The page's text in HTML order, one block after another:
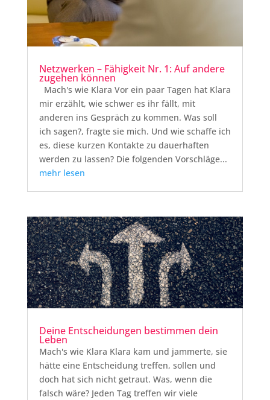
Netzwerken – Fähigkeit Nr. 1: Auf andere
zugehen können
Mach's wie Klara Vor ein paar Tagen hat Klara
mir erzählt, wie schwer es ihr fällt, mit
anderen ins Gespräch zu kommen. Was soll
ich sagen?, fragte sie mich. Und wie schaffe ich
es, diese kurzen Kontakte zu dauerhaften
werden zu lassen? Die folgenden Vorschläge...
mehr lesen
Deine Entscheidungen bestimmen dein
Leben
Mach's wie Klara Klara kam und jammerte, sie
hätte eine Entscheidung treffen, sollen und
doch hat sich nicht getraut. Was, wenn die
falsch wäre? Jeden Tag treffen wir viele